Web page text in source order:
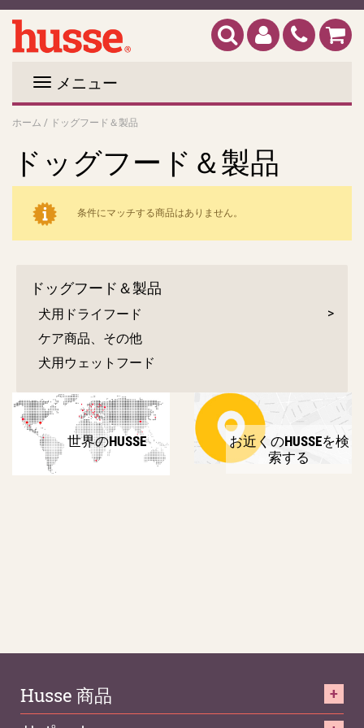
メニュー
ホーム / ドッグフード＆製品
ドッグフード＆製品
条件にマッチする商品はありません。
ドッグフード＆製品
犬用ドライフード
ケア商品、その他
犬用ウェットフード
世界のHUSSE
お近くのHUSSEを検
索する
Husse 商品